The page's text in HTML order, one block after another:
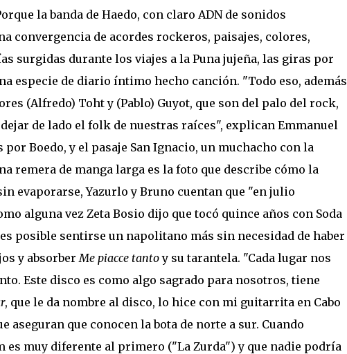
la banda de Haedo, con claro ADN de sonidos
convergencia de acordes rockeros, paisajes, colores,
surgidas durante los viajes a la Puna jujeña, las giras por
especie de diario íntimo hecho canción. "Todo eso, además
(Alfredo) Toht y (Pablo) Guyot, que son del palo del rock,
de lado el folk de nuestras raíces", explican Emmanuel
Boedo, y el pasaje San Ignacio, un muchacho con la
remera de manga larga es la foto que describe cómo la
evaporarse, Yazurlo y Bruno cuentan que "en julio
alguna vez Zeta Bosio dijo que tocó quince años con Soda
posible sentirse un napolitano más sin necesidad de haber
y absorberMe piacce tantoy su tarantela. "Cada lugar nos
Este disco es como algo sagrado para nosotros, tiene
, que le da nombre al disco, lo hice con mi guitarrita en Cabo
aseguran que conocen la bota de norte a sur. Cuando
es muy diferente al primero ("La Zurda") y que nadie podría